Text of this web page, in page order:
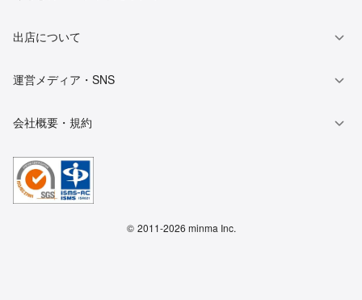
出店について
運営メディア・SNS
会社概要・規約
© 2011-2026 minma Inc.